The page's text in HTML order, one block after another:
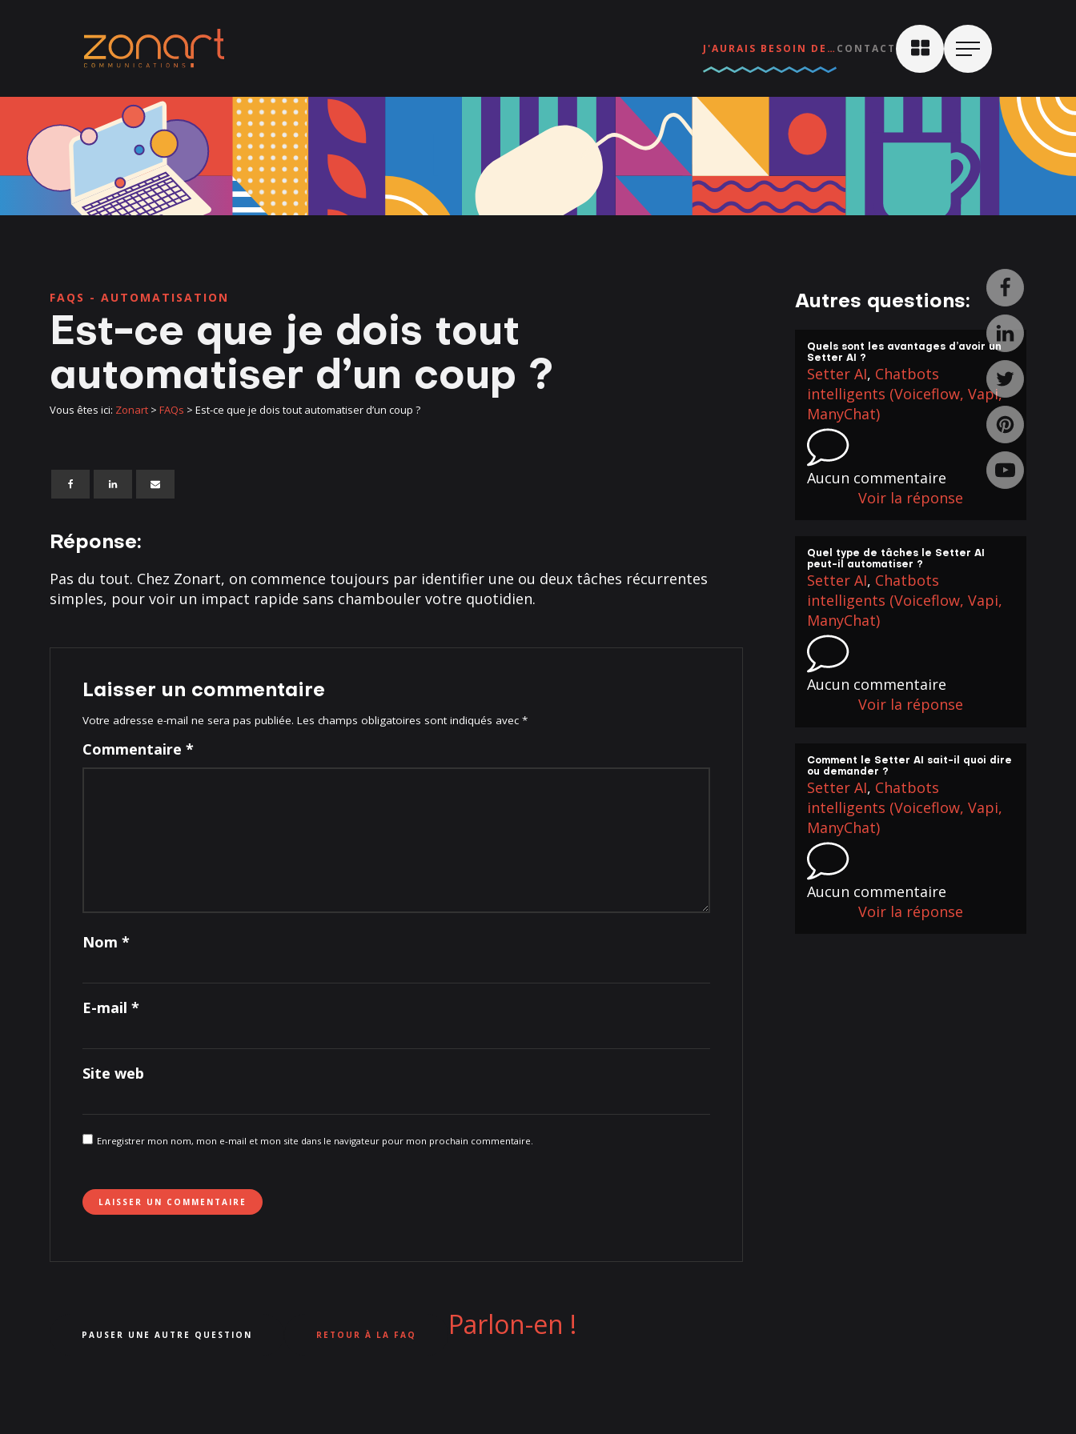
J'AURAIS BESOIN DE… CONTACT
FAQS - AUTOMATISATION
Est-ce que je dois tout
automatiser d’un coup ?
Vous êtes ici: Zonart > FAQs > Est-ce que je dois tout automatiser d’un coup ?
Réponse:
Pas du tout. Chez Zonart, on commence toujours par identifier une ou deux tâches récurrentes
simples, pour voir un impact rapide sans chambouler votre quotidien.
Laisser un commentaire
Votre adresse e-mail ne sera pas publiée. Les champs obligatoires sont indiqués avec *
Commentaire *
Nom *
E-mail *
Site web
Enregistrer mon nom, mon e-mail et mon site dans le navigateur pour mon prochain commentaire.
PAUSER UNE AUTRE QUESTION RETOUR À LA FAQ Parlon-en !
Autres questions:
Quels sont les avantages d’avoir un
Setter AI ?
Setter AI, Chatbots
intelligents (Voiceflow, Vapi,
ManyChat)
Aucun commentaire
Voir la réponse
Quel type de tâches le Setter AI
peut-il automatiser ?
Setter AI, Chatbots
intelligents (Voiceflow, Vapi,
ManyChat)
Aucun commentaire
Voir la réponse
Comment le Setter AI sait-il quoi dire
ou demander ?
Setter AI, Chatbots
intelligents (Voiceflow, Vapi,
ManyChat)
Aucun commentaire
Voir la réponse